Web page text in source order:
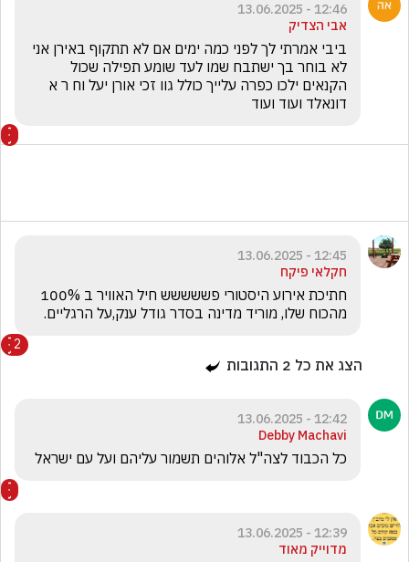
12:46 - 13.06.2025
אבי הצדיק
דונאלד ועוד ועוד
12:45 - 13.06.2025
חקלאי פיקח
מהכוח שלו, מוריד מדינה בסדר גודל ענק,על הרגליים.
2
הצג את כל 2 התגובות
12:42 - 13.06.2025
Debby Machavi
כל הכבוד לצה"ל אלוהים תשמור עליהם ועל עם ישראל
12:39 - 13.06.2025
מדוייק מאוד